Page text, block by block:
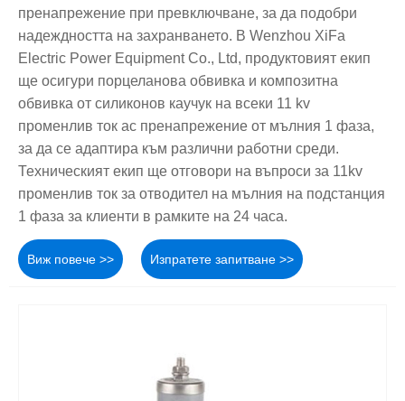
пренапрежение при превключване, за да подобри
надеждността на захранването. В Wenzhou XiFa
Electric Power Equipment Co., Ltd, продуктовият екип
ще осигури порцеланова обвивка и композитна
обвивка от силиконов каучук на всеки 11 kv
променлив ток ac пренапрежение от мълния 1 фаза,
за да се адаптира към различни работни среди.
Техническият екип ще отговори на въпроси за 11kv
променлив ток за отводител на мълния на подстанция
1 фаза за клиенти в рамките на 24 часа.
Виж повече >> Изпратете запитване >>